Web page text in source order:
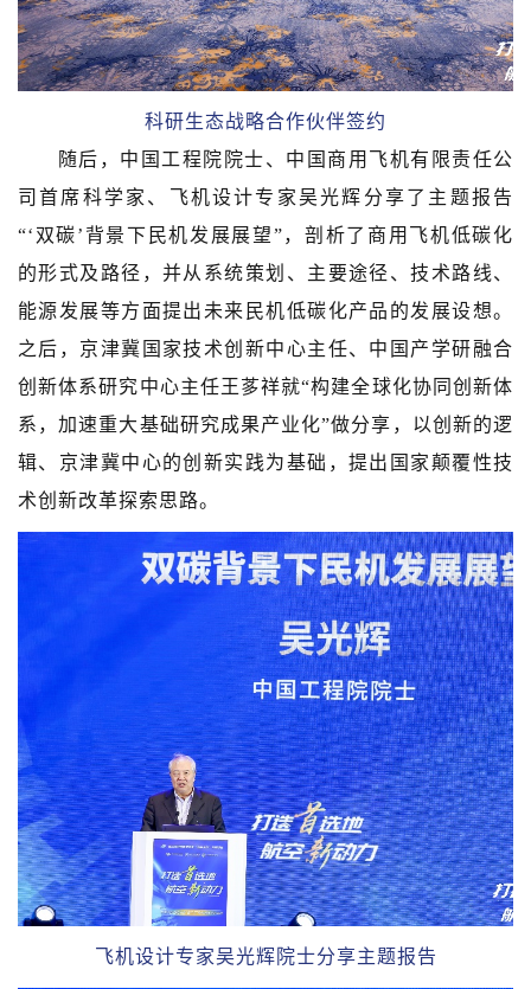
科研生态战略合作伙伴签约
随后，中国工程院院士、中国商用飞机有限责任公
司首席科学家、飞机设计专家吴光辉分享了主题报告
“‘双碳’背景下民机发展展望”，剖析了商用飞机低碳化
的形式及路径，并从系统策划、主要途径、技术路线、
能源发展等方面提出未来民机低碳化产品的发展设想。
之后，京津冀国家技术创新中心主任、中国产学研融合
创新体系研究中心主任王茤祥就“构建全球化协同创新体
系，加速重大基础研究成果产业化”做分享，以创新的逻
辑、京津冀中心的创新实践为基础，提出国家颠覆性技
术创新改革探索思路。
飞机设计专家吴光辉院士分享主题报告